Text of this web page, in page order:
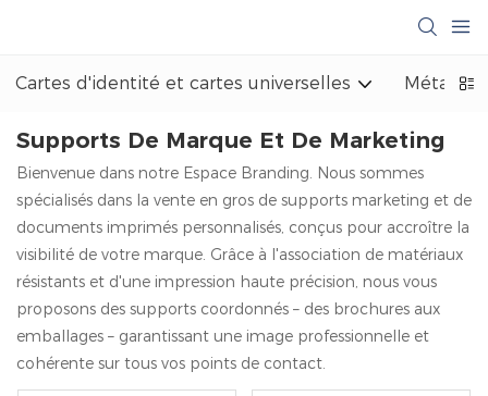
Cartes d'identité et cartes universelles Métal et
Supports De Marque Et De Marketing
Bienvenue dans notre Espace Branding. Nous sommes
spécialisés dans la vente en gros de supports marketing et de
documents imprimés personnalisés, conçus pour accroître la
visibilité de votre marque. Grâce à l'association de matériaux
résistants et d'une impression haute précision, nous vous
proposons des supports coordonnés – des brochures aux
emballages – garantissant une image professionnelle et
cohérente sur tous vos points de contact.